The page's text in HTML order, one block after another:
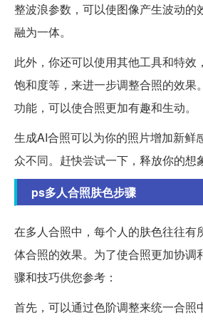
整波浪参数，可以使图像产生波动的
融为一体。
此外，你还可以使用其他工具和特效
饱和度等，来进一步调整合照的效果
功能，可以使合照更加有趣和生动。
生成AI合照可以为你的照片增加新鲜
众不同。赶快尝试一下，释放你的想
ps多人合照肤色步骤
在多人合照中，每个人的肤色往往有
体合照的效果。为了使合照更加协调
骤和技巧供您参考：
首先，可以通过色阶调整来统一合照